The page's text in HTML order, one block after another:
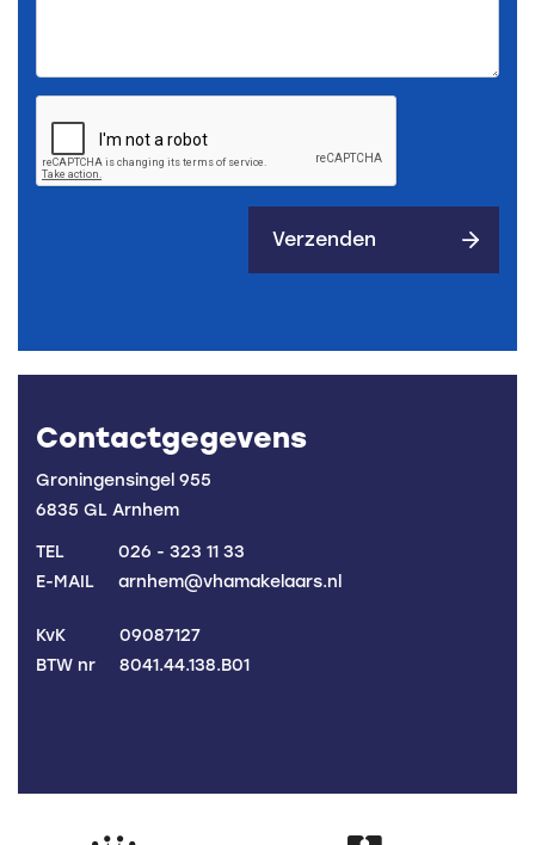
Verzenden
Contactgegevens
Groningensingel 955
6835 GL Arnhem
TEL
026 - 323 11 33
E-MAIL
arnhem@vhamakelaars.nl
KvK
09087127
BTW nr
8041.44.138.B01